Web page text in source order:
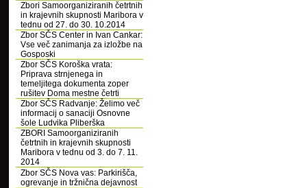
Zbori Samoorganiziranih četrtnih
in krajevnih skupnosti Maribora v
tednu od 27. do 30. 10.2014
Zbor SČS Center in Ivan Cankar:
Vse več zanimanja za izložbe na
Gosposki
Zbor SČS Koroška vrata:
Priprava strnjenega in
temeljitega dokumenta zoper
rušitev Doma mestne četrti
Zbor SČS Radvanje: Želimo več
informacij o sanaciji Osnovne
šole Ludvika Pliberška
ZBORI Samoorganiziranih
četrtnih in krajevnih skupnosti
Maribora v tednu od 3. do 7. 11.
2014
Zbor SČS Nova vas: Parkirišča,
ogrevanje in tržnična dejavnost